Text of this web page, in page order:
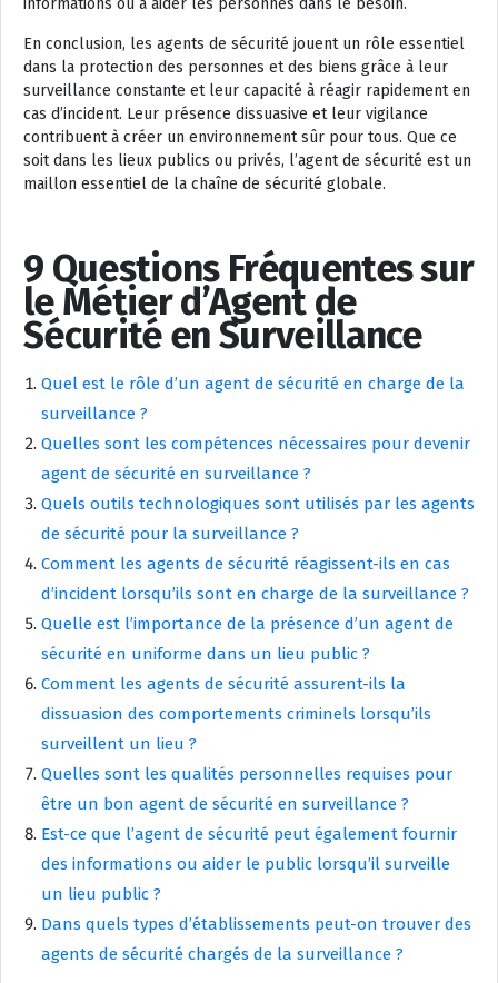
En conclusion, les agents de sécurité jouent un rôle essentiel
dans la protection des personnes et des biens grâce à leur
surveillance constante et leur capacité à réagir rapidement en
cas d’incident. Leur présence dissuasive et leur vigilance
contribuent à créer un environnement sûr pour tous. Que ce
soit dans les lieux publics ou privés, l’agent de sécurité est un
maillon essentiel de la chaîne de sécurité globale.
9 Questions Fréquentes sur
le Métier d’Agent de
Sécurité en Surveillance
Quel est le rôle d’un agent de sécurité en charge de la
surveillance ?
Quelles sont les compétences nécessaires pour devenir
agent de sécurité en surveillance ?
Quels outils technologiques sont utilisés par les agents
de sécurité pour la surveillance ?
Comment les agents de sécurité réagissent-ils en cas
d’incident lorsqu’ils sont en charge de la surveillance ?
Quelle est l’importance de la présence d’un agent de
sécurité en uniforme dans un lieu public ?
Comment les agents de sécurité assurent-ils la
dissuasion des comportements criminels lorsqu’ils
surveillent un lieu ?
Quelles sont les qualités personnelles requises pour
être un bon agent de sécurité en surveillance ?
Est-ce que l’agent de sécurité peut également fournir
des informations ou aider le public lorsqu’il surveille
un lieu public ?
Dans quels types d’établissements peut-on trouver des
agents de sécurité chargés de la surveillance ?